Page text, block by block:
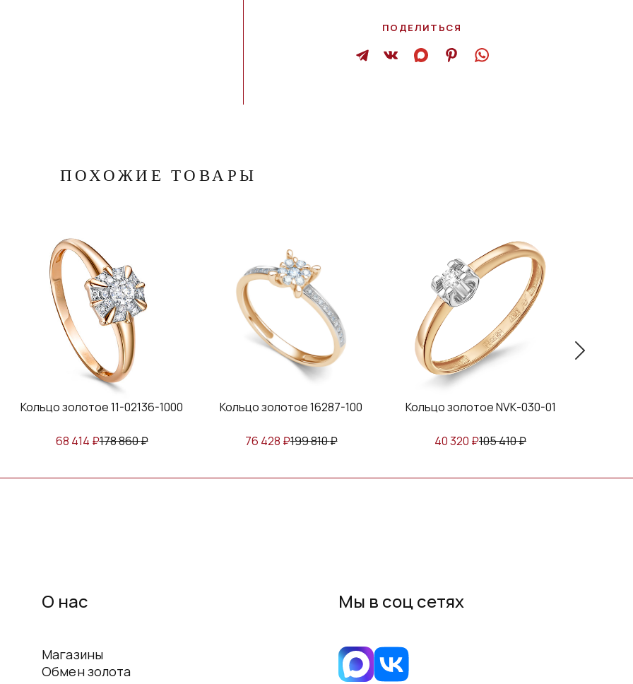
ПОДЕЛИТЬСЯ
ПОХОЖИЕ ТОВАРЫ
золотое 11-02136-1000
₽178 860₽
Кольцо золотое 16287-100
₽199 810₽
Кольцо золотое NVК-030-01
₽105 410₽
О нас
Магазины
Обмен золота
Мы в соц сетях